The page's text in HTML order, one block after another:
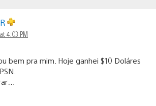
4:03 PM
bem pra mim. Hoje ganhei $10 Doláres